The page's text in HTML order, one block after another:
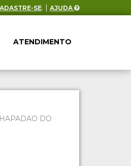
SE. | AJUDA
ATENDIMENTO
DO